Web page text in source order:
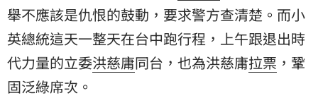
舉不應該是仇恨的鼓動，要求警方查清楚。而小
英總統這天一整天在台中跑行程，上午跟退出時
代力量的立委洪慈庸同台，也為洪慈庸拉票 ，鞏
固泛綠席次。